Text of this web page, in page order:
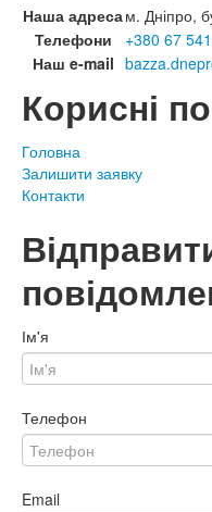
Наша адресам. Дніпро,
Телефони
+380 67
Наш e-mail
Корисні
Головна
Залишити заявку
Контакти
Ім'я
Телефон
Email